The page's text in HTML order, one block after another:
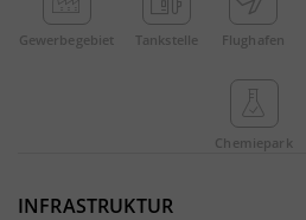
Gewerbe­gebiet Tankstelle Flughafen
Chemie­park
INFRASTRUKTUR